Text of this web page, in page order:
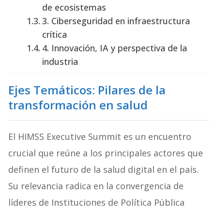
de ecosistemas
3. Ciberseguridad en infraestructura
crítica
4. Innovación, IA y perspectiva de la
industria
Ejes Temáticos: Pilares de la
transformación en salud
El HIMSS Executive Summit es un encuentro
crucial que reúne a los principales actores que
definen el futuro de la salud digital en el país.
Su relevancia radica en la convergencia de
líderes de Instituciones de Política Pública